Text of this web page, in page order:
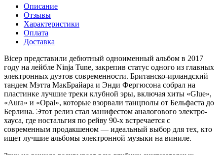
Описание
Отзывы
Характеристики
Оплата
Доставка
Bicep представили дебютный одноименный альбом в 2017
году на лейбле Ninja Tune, закрепив статус одного из главных
электронных дуэтов современности. Британско-ирландский
тандем Мэтта МакБрайара и Энди Фергюсона собрал на
пластинке лучшие треки клубной эры, включая хиты «Glue»,
«Aura» и «Opal», которые взорвали танцполы от Бельфаста до
Берлина. Этот релиз стал манифестом аналогового электро-
хауса, где ностальгия по рейву 90-х встречается с
современным продакшеном — идеальный выбор для тех, кто
ищет лучшие альбомы электронной музыки на виниле.